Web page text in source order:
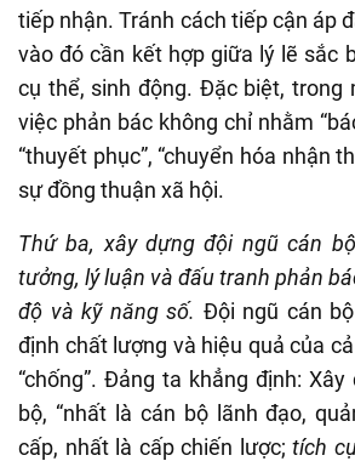
tiếp nhận. Tránh cách tiếp cận áp
vào đó cần kết hợp giữa lý lẽ sắc
cụ thể, sinh động. Đặc biệt, trong
việc phản bác không chỉ nhằm
“thuyết phục”, “chuyển hóa nhận
sự đồng thuận xã hội.
Thứ ba, xây dựng đội ngũ cán
tưởng, lý luận và đấu tranh phản
độ và kỹ năng số. Đội ngũ cán
định chất lượng và hiệu quả của cả
“chống”. Đảng ta khẳng định:
bộ, “nhất là cán bộ lãnh đạo,
cấp, nhất là cấp chiến lược; tích